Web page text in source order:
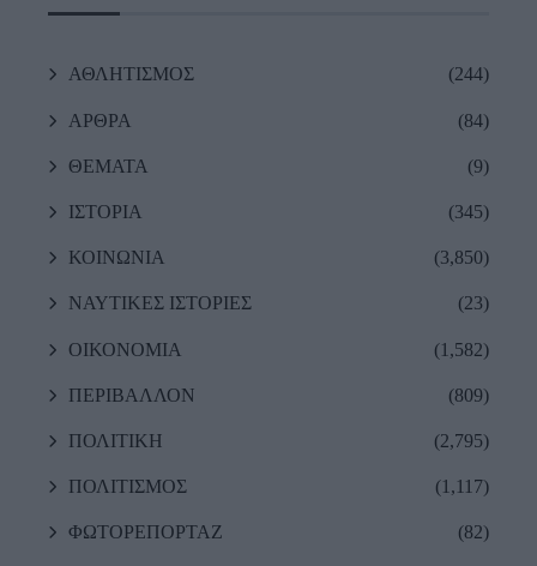
ΑΘΛΗΤΙΣΜΟΣ (244)
ΑΡΘΡΑ (84)
ΘΕΜΑΤΑ (9)
ΙΣΤΟΡΙΑ (345)
ΚΟΙΝΩΝΙΑ (3,850)
ΝΑΥΤΙΚΕΣ ΙΣΤΟΡΙΕΣ (23)
ΟΙΚΟΝΟΜΙΑ (1,582)
ΠΕΡΙΒΑΛΛΟΝ (809)
ΠΟΛΙΤΙΚΗ (2,795)
ΠΟΛΙΤΙΣΜΟΣ (1,117)
ΦΩΤΟΡΕΠΟΡΤΑΖ (82)